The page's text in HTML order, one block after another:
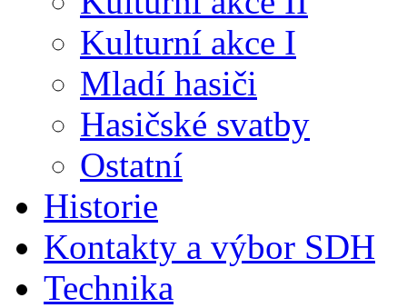
Kulturní akce I
Mladí hasiči
Hasičské svatby
Ostatní
Historie
Kontakty a výbor SDH
Technika